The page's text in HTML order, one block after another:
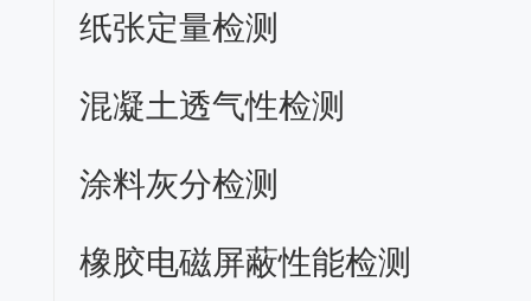
纸张定量检测
混凝土透气性检测
涂料灰分检测
橡胶电磁屏蔽性能检测